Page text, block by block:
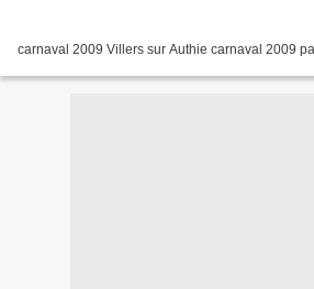
carnaval 2009 Villers sur Authie carnaval 2009